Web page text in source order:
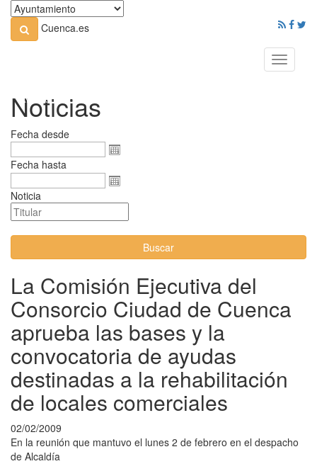
Cuenca.es
Toggle
Noticias
Fecha desde
Fecha hasta
Noticia
Buscar
La Comisión Ejecutiva del
Consorcio Ciudad de Cuenca
aprueba las bases y la
convocatoria de ayudas
destinadas a la rehabilitación
de locales comerciales
02/02/2009
En la reunión que mantuvo el lunes 2 de febrero en el despacho
de Alcaldía